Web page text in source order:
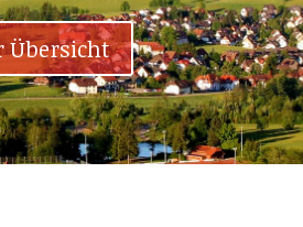
Übersicht